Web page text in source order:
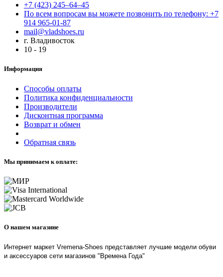
+7 (423) 245–64–45
По всем вопросам вы можете позвонить по телефону: +7
914 965-01-87
mail@vladshoes.ru
г. Владивосток
10 - 19
Информация
Способы оплаты
Политика конфиденциальности
Производители
Дисконтная программа
Возврат и обмен
Обратная связь
Мы принимаем к оплате:
О нашем магазине
Интернет маркет Vremena-Shoes представляет лучшие модели обуви
и аксессуаров сети магазинов "Времена Года"